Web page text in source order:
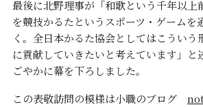
最後に北野理事が「和歌という千年以上
を競技かるたというスポーツ・ゲームを
く。全日本かるた協会としてはこういう
に貢献していきたいと考えています」と
ごやかに幕を下ろしました。
この表敬訪問の模様は小職のブログ